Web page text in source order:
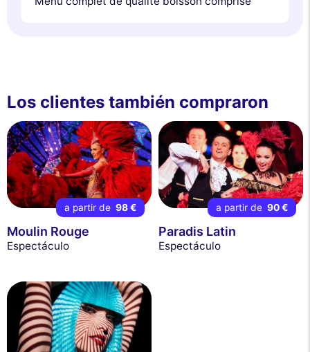
Los clientes también compraron
a partir de 98 €
Moulin Rouge
Espectáculo
a partir de 90 €
Paradis Latin
Espectáculo